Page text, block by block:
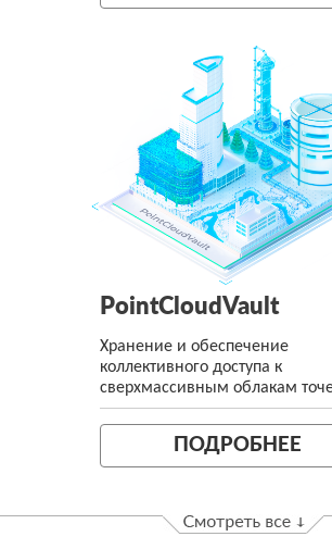
PointCloudVault
Хранение и обеспечение
коллективного доступа к
сверхмассивным облакам
ПОДРОБНЕЕ